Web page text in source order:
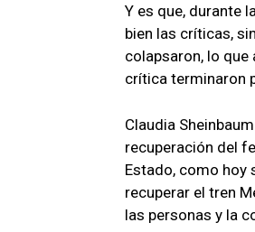
Y es que, durante
bien las críticas,
colapsaron, lo
crítica terminaron
Claudia
recuperación del
Estado, como hoy
recuperar el tren
las personas y la